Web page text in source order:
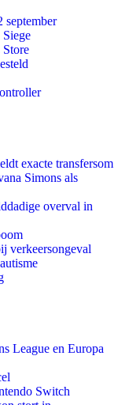
september
exacte transfersom
Simons als
overval in
verkeersongeval
League en Europa
Switch